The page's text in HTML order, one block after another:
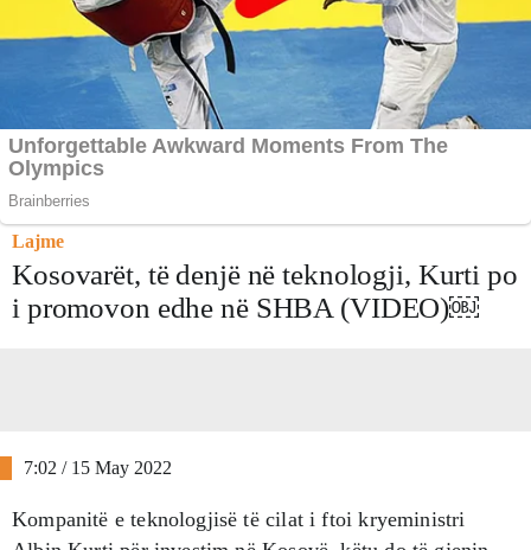
Lajme
Kosovarët, të denjë në teknologji, Kurti po
i promovon edhe në SHBA (VIDEO)￼
7:02 / 15 May 2022
Kompanitë e teknologjisë të cilat i ftoi kryeministri